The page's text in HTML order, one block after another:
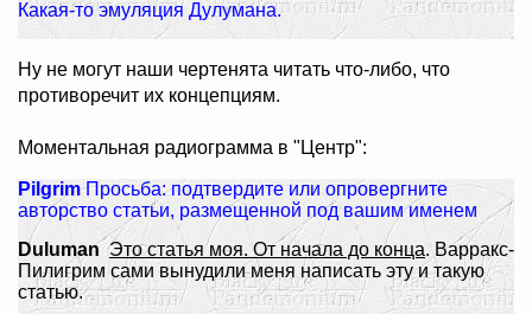
Какая-то эмуляция Дулумана.
Ну не могут наши чертенята читать что-либо, что
противоречит их концепциям.
Моментальная радиограмма в "Центр":
PilgrimПросьба: подтвердите или опровергните
авторство статьи, размещенной под вашим именем
Duluman Это статья моя. От начала до конца. Варракс-
Пилигрим сами вынудили меня написать эту и такую
статью.